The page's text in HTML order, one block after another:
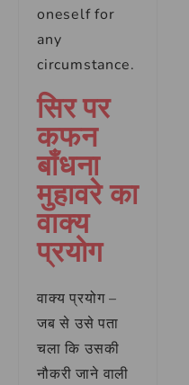
oneself for
any
circumstance.
सिर पर
कफन
बाँधना
मुहावरे का
वाक्य
प्रयोग
वाक्य प्रयोग –
जब से उसे पता
चला कि उसकी
नौकरी जाने वाली